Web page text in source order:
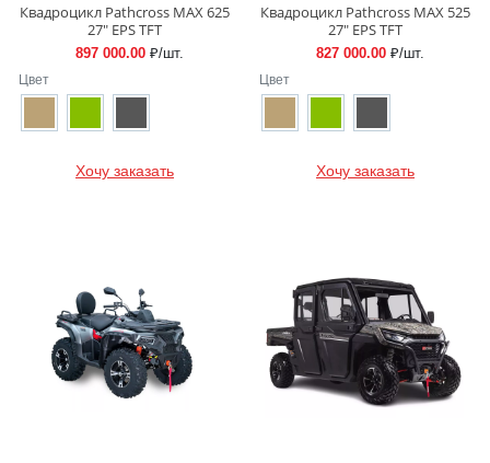
Квадроцикл Pathcross MAX 625
27″ EPS TFT
897 000.00 ₽/шт.
Цвет
Хочу заказать
Квадроцикл Pathcross MAX 525
27″ EPS TFT
827 000.00 ₽/шт.
Цвет
Хочу заказать